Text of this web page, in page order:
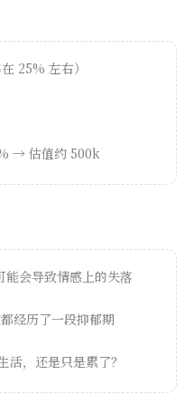
25% 左右）
→ 估值约 500k
能会导致情感上的失落
经历了一段抑郁期
活，还是只是累了？